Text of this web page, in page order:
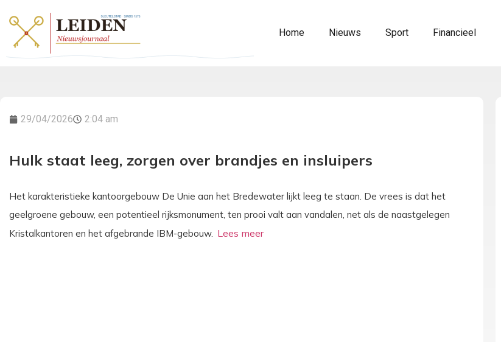
Home Nieuws Sport Financieel
29/04/2026 2:04 am
Hulk staat leeg, zorgen over brandjes en insluipers
Het karakteristieke kantoorgebouw De Unie aan het Bredewater lijkt leeg te staan. De vrees is dat het
geelgroene gebouw, een potentieel rijksmonument, ten prooi valt aan vandalen, net als de naastgelegen
Kristalkantoren en het afgebrande IBM-gebouw.